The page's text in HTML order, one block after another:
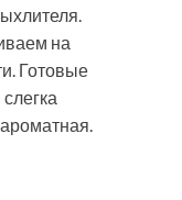
на
Готовые